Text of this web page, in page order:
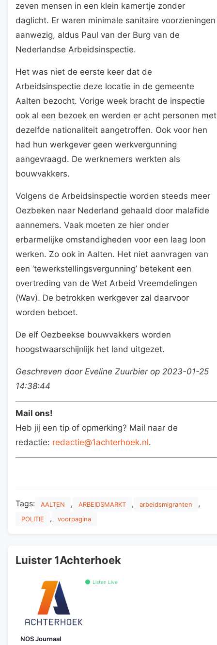
zeven mensen in een klein kamertje zonder
daglicht. Er waren minimale sanitaire voorzieningen
aanwezig, aldus Paul van der Burg van de
Nederlandse Arbeidsinspectie.
Het was niet de eerste keer dat de
Arbeidsinspectie deze locatie in de gemeente
Aalten bezocht. Vorige week bracht de inspectie
ook al een bezoek en werden er acht personen met
dezelfde nationaliteit aangetroffen. Ook voor hen
had hun werkgever geen werkvergunning
aangevraagd. De werknemers werkten als
bouwvakkers.
Volgens de Arbeidsinspectie worden steeds meer
Oezbeken naar Nederland gehaald door malafide
aannemers. Vaak moeten ze hier onder
erbarmelijke omstandigheden voor een laag loon
werken. Zo ook in Aalten. Het niet aanvragen van
een ’tewerkstellingsvergunning’ betekent een
overtreding van de Wet Arbeid Vreemdelingen
(Wav). De betrokken werkgever zal daarvoor
worden beboet.
De elf Oezbeekse bouwvakkers worden
hoogstwaarschijnlijk het land uitgezet.
Geschreven door Eveline Zuurbier op 2023-01-25
14:38:44
Mail ons!
Heb jij een tip of opmerking? Mail naar de
redactie: redactie@1achterhoek.nl.
Tags: AALTEN , ARBEIDSMARKT , arbeidsmigranten ,
POLITIE , voorpagina
Luister 1Achterhoek
Listen Live
NOS Journaal